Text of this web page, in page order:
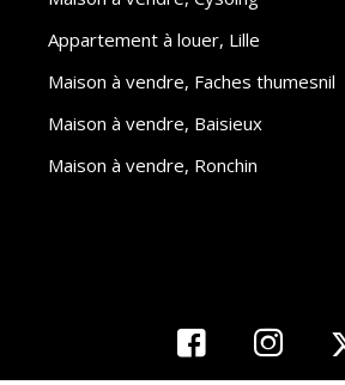
Appartement à louer, Lille
Maison à vendre, Faches thumesnil
Maison à vendre, Baisieux
Maison à vendre, Ronchin